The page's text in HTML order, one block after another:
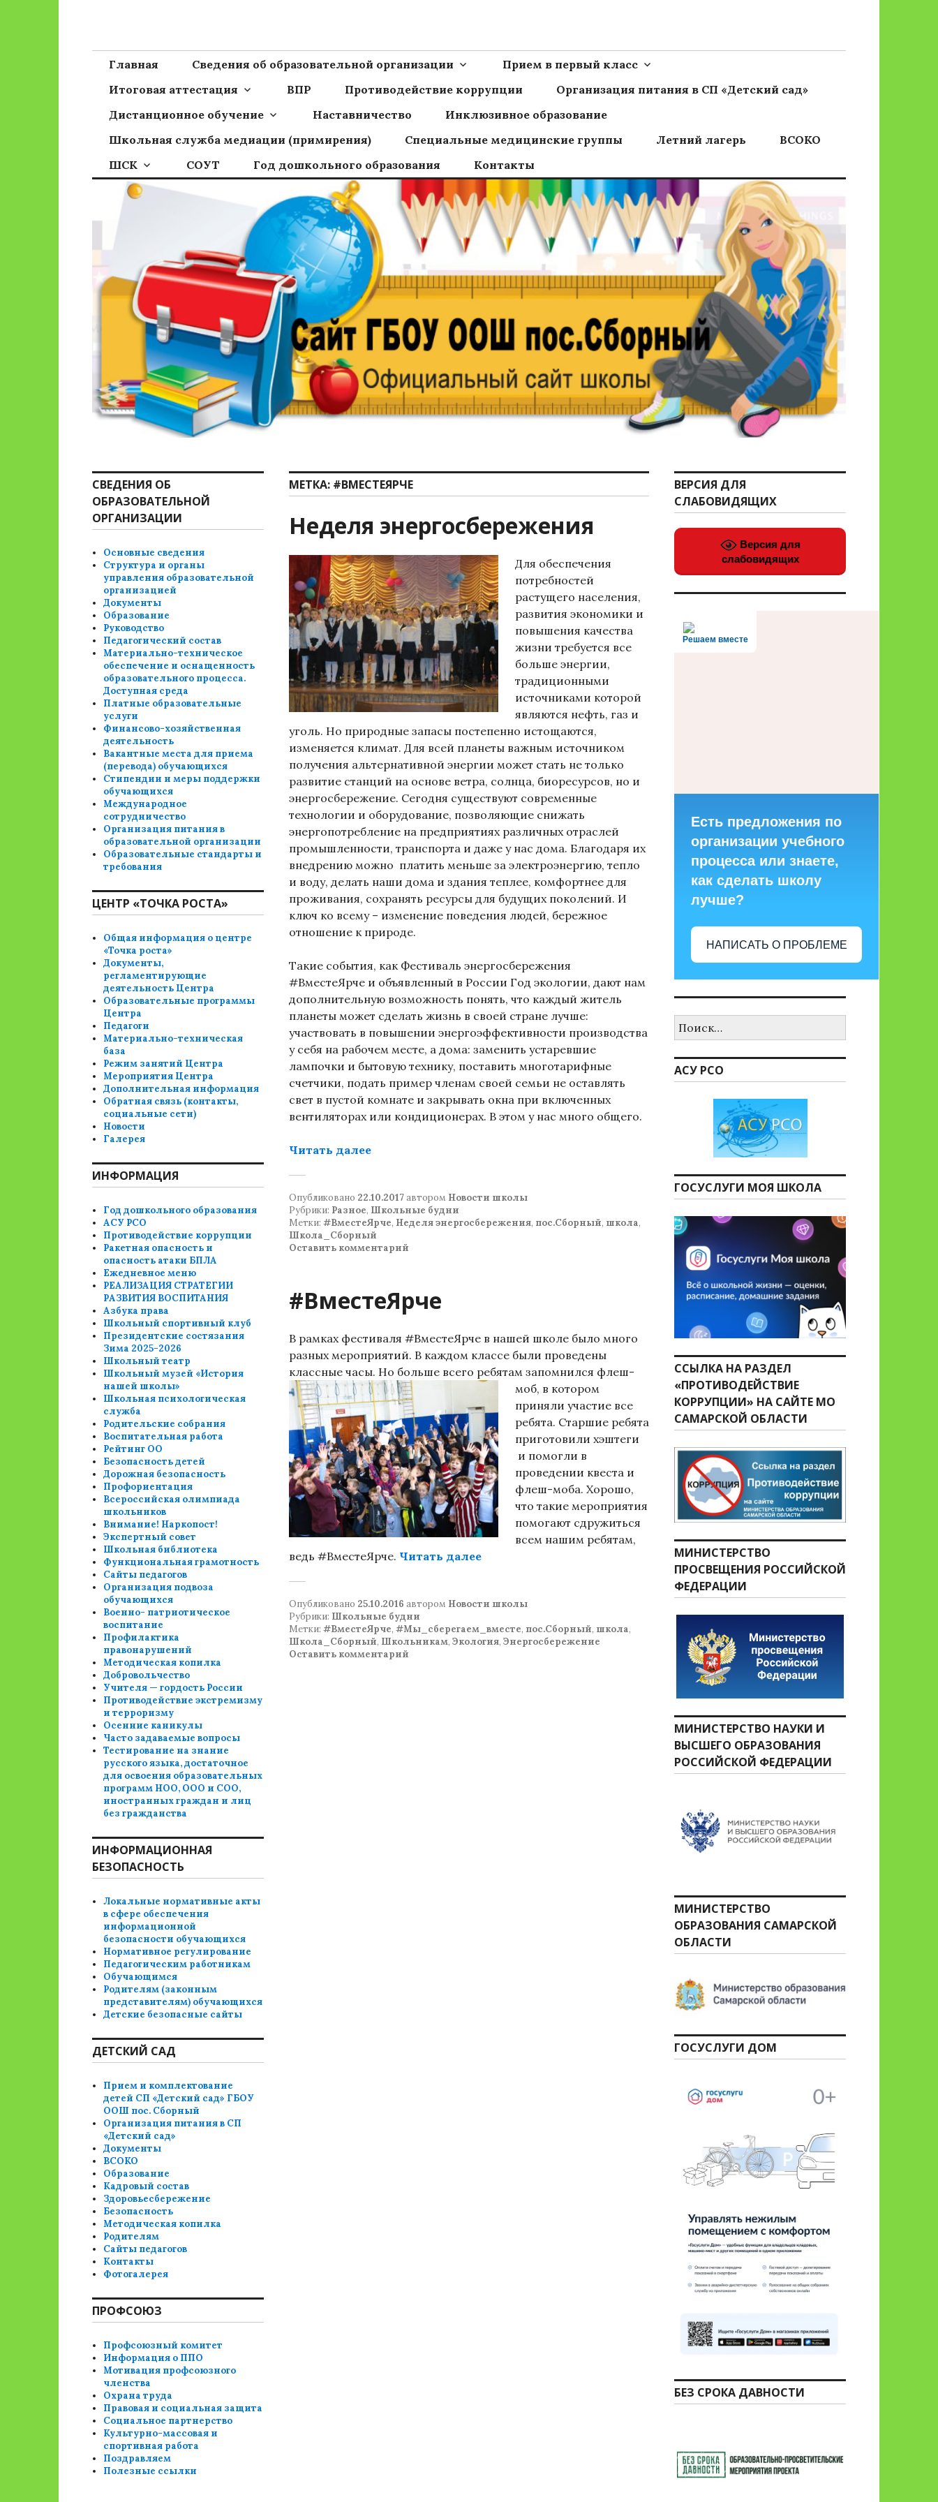
Сайт ГБОУ ООШ пос.Сборный
Главная Сведения об образовательной организации
Прием в первый класс
Итоговая аттестация
ВПР Противодействие коррупции
Организация питания в СП «Детский сад»
Дистанционное обучение
Наставничество
Инклюзивное образование
Школьная служба медиации (примирения)
Специальные медицинские группы Летний лагерь
ВСОКО
ШСК
СОУТ Год дошкольного образования Контакты
МЕТКА: #ВМЕСТЕЯРЧЕ
Неделя энергосбережения
Для обеспечения
потребностей
растущего населения,
развития экономики и
повышения качества
жизни требуется все
больше энергии,
традиционными
источниками которой
являются нефть, газ и
уголь. Но природные запасы постепенно истощаются,
изменяется климат. Для всей планеты важным источником
получения альтернативной энергии может стать не только
развитие станций на основе ветра, солнца, биоресурсов, но и
энергосбережение. Сегодня существуют современные
технологии и оборудование, позволяющие снижать
энергопотребление на предприятиях различных отраслей
промышленности, транспорта и даже у нас дома. Благодаря их
внедрению можно платить меньше за электроэнергию, тепло
и воду, делать наши дома и здания теплее, комфортнее для
проживания, сохранять ресурсы для будущих поколений. И
ключ ко всему – изменение поведения людей, бережное
отношение к природе.
Такие события, как Фестиваль энергосбережения
#ВместеЯрче и объявленный в России Год экологии, дают нам
дополнительную возможность понять, что каждый житель
планеты может сделать жизнь в своей стране лучше:
участвовать в повышении энергоэффективности производства
у себя на рабочем месте, а дома: заменить устаревшие
лампочки и бытовую технику, поставить многотарифные
счетчики, подать пример членам своей семьи не оставлять
свет в пустой комнате и закрывать окна при включенных
вентиляторах или кондиционерах. В этом у нас много общего.
Читать далее«Неделя энергосбережения»
Опубликовано 22.10.2017автором Новости школы
Рубрики: Разное, Школьные будни
Метки: #ВместеЯрче, Неделя энергосбережения, пос.Сборный, школа,
Школа_Сборный
Оставить комментарий
#ВместеЯрче
В рамках фестиваля #ВместеЯрче в нашей школе было много
разных мероприятий. В каждом классе были проведены
классные часы. Но больше всего ребятам запомнился флеш-
моб, в котором
приняли участие все
ребята. Старшие ребята
приготовили хэштеги
и помогли в
проведении квеста и
флеш-моба. Хорошо,
что такие мероприятия
помогают сдружиться
всем нашим ребятам,
ведь #ВместеЯрче. Читать далее«#ВместеЯрче»
Опубликовано 25.10.2016 автором Новости школы
Рубрики: Школьные будни
Метки: #ВместеЯрче, #Мы_сберегаем_вместе, пос.Сборный, школа,
Школа_Сборный, Школьникам, Экология, Энергосбережение
Оставить комментарий
СВЕДЕНИЯ ОБ
ОБРАЗОВАТЕЛЬНОЙ
ОРГАНИЗАЦИИ
Основные сведения
Структура и органы
управления образовательной
организацией
Документы
Образование
Руководство
Педагогический состав
Материально-техническое
обеспечение и оснащенность
образовательного процесса.
Доступная среда
Платные образовательные
услуги
Финансово-хозяйственная
деятельность
Вакантные места для приема
(перевода) обучающихся
Стипендии и меры поддержки
обучающихся
Международное
сотрудничество
Организация питания в
образовательной организации
Образовательные стандарты и
требования
ЦЕНТР «ТОЧКА РОСТА»
Общая информация о центре
«Точка роста»
Документы,
регламентирующие
деятельность Центра
Образовательные программы
Центра
Педагоги
Материально-техническая
база
Режим занятий Центра
Мероприятия Центра
Дополнительная информация
Обратная связь (контакты,
социальные сети)
Новости
Галерея
ИНФОРМАЦИЯ
Год дошкольного образования
АСУ РСО
Противодействие коррупции
Ракетная опасность и
опасность атаки БПЛА
Ежедневное меню
РЕАЛИЗАЦИЯ СТРАТЕГИИ
РАЗВИТИЯ ВОСПИТАНИЯ
Азбука права
Школьный спортивный клуб
Президентские состязания
Зима 2025-2026
Школьный театр
Школьный музей «История
нашей школы»
Школьная психологическая
служба
Родительские собрания
Воспитательная работа
Рейтинг ОО
Безопасность детей
Дорожная безопасность
Профориентация
Всероссийская олимпиада
школьников
Внимание! Наркопост!
Экспертный совет
Школьная библиотека
Функциональная грамотность
Сайты педагогов
Организация подвоза
обучающихся
Военно- патриотическое
воспитание
Профилактика
правонарушений
Методическая копилка
Добровольчество
Учителя — гордость России
Противодействие экстремизму
и терроризму
Осенние каникулы
Часто задаваемые вопросы
Тестирование на знание
русского языка, достаточное
для освоения образовательных
программ НОО, ООО и СОО,
иностранных граждан и лиц
без гражданства
ИНФОРМАЦИОННАЯ
БЕЗОПАСНОСТЬ
Локальные нормативные акты
в сфере обеспечения
информационной
безопасности обучающихся
Нормативное регулирование
Педагогическим работникам
Обучающимся
Родителям (законным
представителям) обучающихся
Детские безопасные сайты
ДЕТСКИЙ САД
Прием и комплектование
детей СП «Детский сад» ГБОУ
ООШ пос. Сборный
Организация питания в СП
«Детский сад»
Документы
ВСОКО
Образование
Кадровый состав
Здоровьесбережение
Безопасность
Методическая копилка
Родителям
Сайты педагогов
Контакты
Фотогалерея
ПРОФСОЮЗ
Профсоюзный комитет
Информация о ППО
Мотивация профсоюзного
членства
Охрана труда
Правовая и социальная защита
Социальное партнерство
Культурно-массовая и
спортивная работа
Поздравляем
Полезные ссылки
ВЕРСИЯ ДЛЯ
СЛАБОВИДЯЩИХ
Версия для
слабовидящих
Решаем вместе
Есть предложения по
организации учебного
процесса или знаете,
как сделать школу
лучше?
НАПИСАТЬ О ПРОБЛЕМЕ
АСУ РСО
ГОСУСЛУГИ МОЯ ШКОЛА
ССЫЛКА НА РАЗДЕЛ
«ПРОТИВОДЕЙСТВИЕ
КОРРУПЦИИ» НА САЙТЕ МО
САМАРСКОЙ ОБЛАСТИ
МИНИСТЕРСТВО
ПРОСВЕЩЕНИЯ РОССИЙСКОЙ
ФЕДЕРАЦИИ
МИНИСТЕРСТВО НАУКИ И
ВЫСШЕГО ОБРАЗОВАНИЯ
РОССИЙСКОЙ ФЕДЕРАЦИИ
МИНИСТЕРСТВО
ОБРАЗОВАНИЯ САМАРСКОЙ
ОБЛАСТИ
ГОСУСЛУГИ ДОМ
БЕЗ СРОКА ДАВНОСТИ